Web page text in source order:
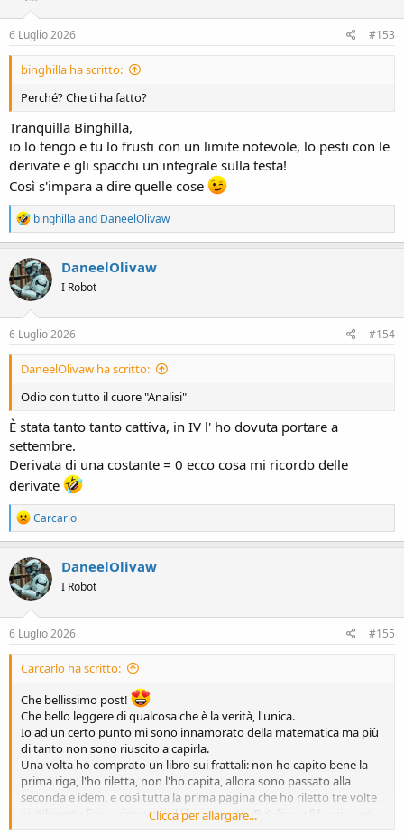
o
n
s
6 Luglio 2026 #153
binghilla ha scritto:
Perché? Che ti ha fatto?
Tranquilla Binghilla,
io lo tengo e tu lo frusti con un limite notevole, lo pesti con le
derivate e gli spacchi un integrale sulla testa!
Così s'impara a dire quelle cose
R
e
a
c
t
i
o
n
s
binghilla and DaneelOlivaw
DaneelOlivaw
I Robot
6 Luglio 2026 #154
DaneelOlivaw ha scritto:
Odio con tutto il cuore "Analisi"
È stata tanto tanto cattiva, in IV l' ho dovuta portare a
settembre.
Derivata di una costante = 0 ecco cosa mi ricordo delle
derivate
R
e
a
c
t
i
o
n
s
Carcarlo
DaneelOlivaw
I Robot
6 Luglio 2026 #155
Carcarlo ha scritto:
Che bellissimo post!
Che bello leggere di qualcosa che è la verità, l'unica.
Io ad un certo punto mi sono innamorato della matematica ma più
di tanto non sono riuscito a capirla.
Una volta ho comprato un libro sui frattali: non ho capito bene la
prima riga, l'ho riletta, non l'ho capita, allora sono passato alla
seconda e idem, e così tutta la prima pagina che ho riletto tre volte
inutilmente fino a rimettere il libro a posto. Bo', fino a lì la mia testa
Clicca per allargare...